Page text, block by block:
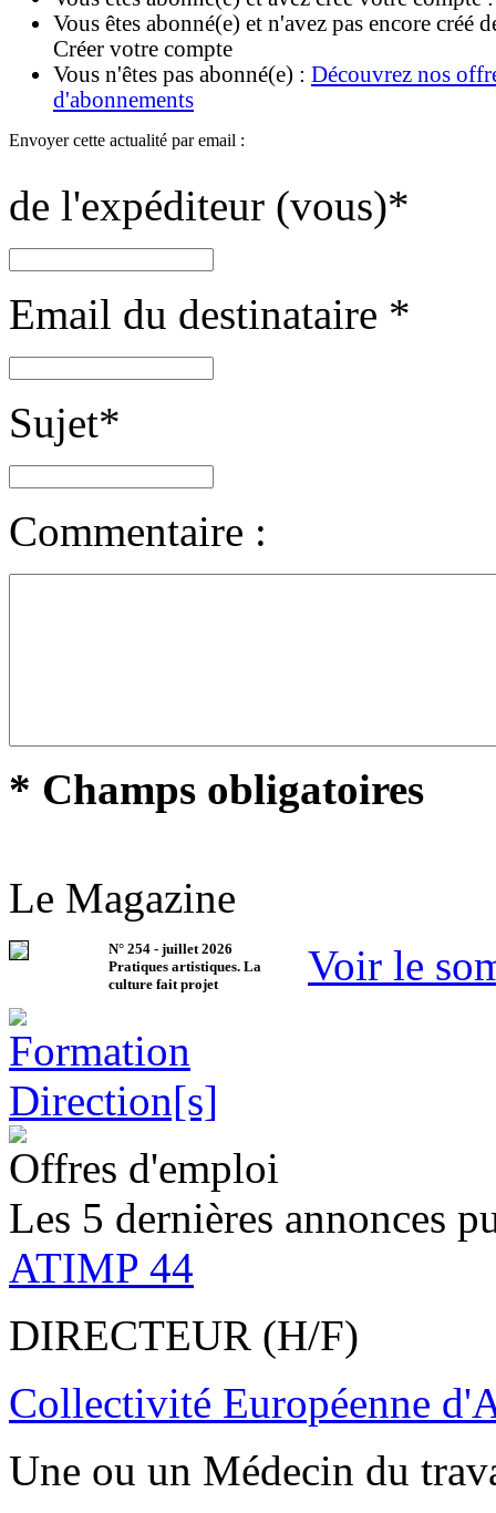
Vous êtes abonné(e) et n'avez pas encore créé
Créer votre compte
Vous n'êtes pas abonné(e) : Découvrez nos
d'abonnements
Envoyer cette actualité par email :
de l'expéditeur (vous)*
Email du destinataire *
Sujet*
Commentaire :
* Champs obligatoires
Le Magazine
N° 254 - juillet 2026
Pratiques artistiques. La
culture fait projet
Voir le
Offres d'emploi
Les 5 dernières annonces
ATIMP 44
DIRECTEUR (H/F)
Collectivité Européenne
Une ou un Médecin du